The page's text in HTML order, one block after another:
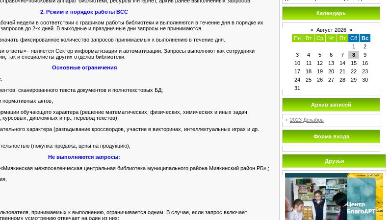
2. Режим и порядок работы ВСС
недели в соответствии с графиком работы библиотеки и выполняются в течение дня в порядке их
до 2-х дней. В выходные и праздничные дни запросы не принимаются.
фиксированное количество запросов принимаемых к выполнению в течение дня.
является Сектор информатизации и автоматизации. Запросы выполняют как сотрудники
так и специалисты других отделов библиотеки.
Основные ограничения
сканированного текста документов и полнотекстовых БД;
нормативных актов;
обучающего характера (решение математических, физических, химических и иных задач,
дипломных и пр., перевод текстов);
характера (разгадывание кроссвордов, участие в викторинах, интеллектуальных играх и др.
(покупка-продажа, цены на продукцию);
Не выполняются запросы:
межпоселенческая центральная библиотека муниципального района Миякинский район РБ»,;
принимаемых к выполнению, ограничивается одним. В случае, если запрос включает
усмотрению отвечает на один из них;
Календарь
« Август 2026 »
Пн
Вт Ср Чт Пт Сб
Вс
1
2
3
4 5 6 7 8
9
10
11 12 13 14 15
16
17
18 19 20 21 22
23
24
25 26 27 28 29
30
31
Архив записей
2023 Декабрь
Форма входа
Друзья